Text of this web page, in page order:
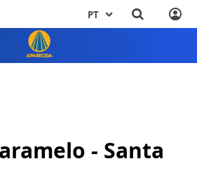
PT
- Santa